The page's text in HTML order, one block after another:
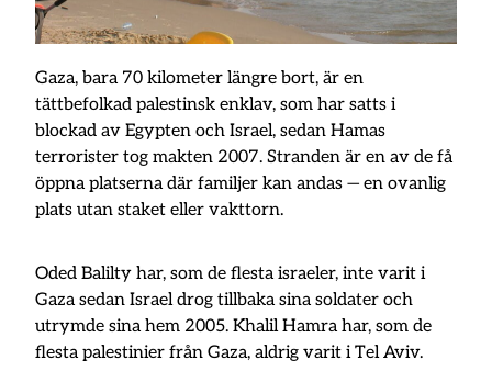
Gaza, bara 70 kilometer längre bort, är en
tättbefolkad palestinsk enklav, som har satts i
blockad av Egypten och Israel, sedan Hamas
terrorister tog makten 2007. Stranden är en av de få
öppna platserna där familjer kan andas — en ovanlig
plats utan staket eller vakttorn.
Oded Balilty har, som de flesta israeler, inte varit i
Gaza sedan Israel drog tillbaka sina soldater och
utrymde sina hem 2005. Khalil Hamra har, som de
flesta palestinier från Gaza, aldrig varit i Tel Aviv.